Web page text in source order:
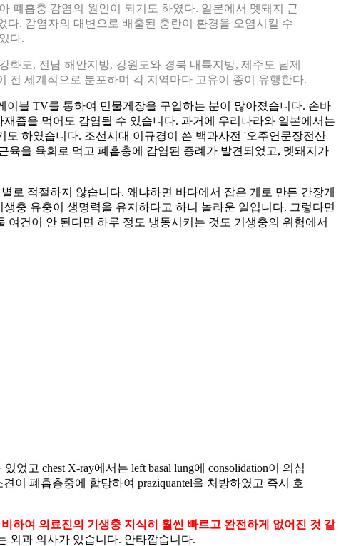
폐흡충 감염의 원인이 되기도 하였다. 일본에서 멧돼지 근
다. 감염자의 대변으로 배출된 충란이 환경을 오염시킬 수
다.
도, 전남 해안지방, 강원도와 경북 내륙지방, 제주도 남제
전 세계적으로 분포하며 각 지역마다 고유이 종이 유행한다.
블 TV를 통하여 민물게장을 구입하는 분이 많아졌습니다. 손바
즙을 먹어도 감염될 수 있습니다. 과거에 우리나라와 일본에서는
하였습니다. 조선시대 이규경이 쓴 백과사전 '오주연문장전산
육을 육회로 먹고 폐흡충에 감염된 증례가 발견되었고, 멧돼지가
적절하지 않습니다. 왜냐하면 바다에서 잡은 게로 만든 간장게
충 유충이 생명력을 유지하다고 하니 놀라운 일입니다. 그렇다면
건이 안 된다면 하루 정도 냉동시키는 것도 기생충의 위험에서
었고 chest X-ray에서는 left basal lung에 consolidation이 의심
이 폐흡층중에 합당하여 praziquantel을 처방하였고 즉시 호
하여 의료진의 기생충 지식히 훨씬 빠르고 완전하게 없어진 것 같
외과 의사가 있습니다. 안타깝습니다.